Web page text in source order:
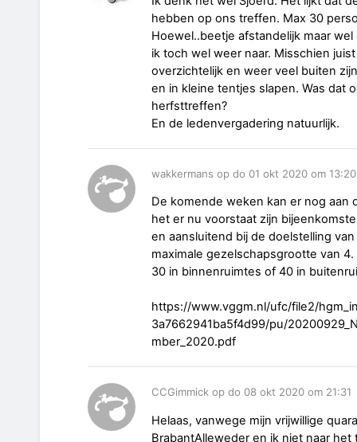
hebben op ons treffen. Max 30
Hoewel..beetje afstandelijk maar
ik toch wel weer naar. Misschien
overzichtelijk en weer veel buiten
en in kleine tentjes slapen. Was dat
herfsttreffen?
En de ledenvergadering natuurlijk.
wakkermans op do 01 okt 2020 om 13:20
De komende weken kan er nog aan
het er nu voorstaat zijn
en aansluitend bij de doelstelling
maximale gezelschapsgrootte van
30 in binnenruimtes of 40 in
https://www.vggm.nl/ufc/file2/
3a7662941ba5f4d99/pu/
mber_2020.pdf
CCGimmick op do 08 okt 2020 om 21:31
Helaas, vanwege mijn vrijwillige
BrabantAlleweder en ik niet naar het